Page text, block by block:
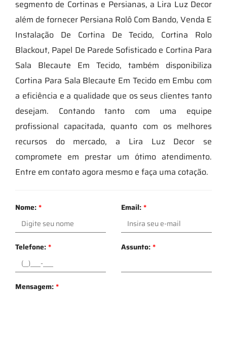
segmento de Cortinas e Persianas, a Lira Luz Decor
além de fornecer Persiana Rolô Com Bando, Venda E
Instalação De Cortina De Tecido, Cortina Rolo
Blackout, Papel De Parede Sofisticado e Cortina Para
Sala Blecaute Em Tecido, também disponibiliza
Cortina Para Sala Blecaute Em Tecido em Embu com
a eficiência e a qualidade que os seus clientes tanto
desejam. Contando tanto com uma equipe
profissional capacitada, quanto com os melhores
recursos do mercado, a Lira Luz Decor se
compromete em prestar um ótimo atendimento.
Entre em contato agora mesmo e faça uma cotação.
Nome:* Email:*
Telefone:* Assunto:*
Mensagem:*